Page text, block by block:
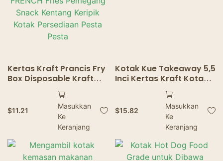
Kertas Kraft Prancis Fry
Box Disposable Kraft
Paper French Fry Cup
FRENCH Fries Pemegang
Snack Kentang Keripik
Kotak Persediaan Pesta
$11.21
Masukkan
Ke
Keranjang
Kotak Kue Takeaway 5,5
Inci Kertas Kraft Kotak
Roti Takeaway
$15.82
Masukkan
Ke
Keranjang